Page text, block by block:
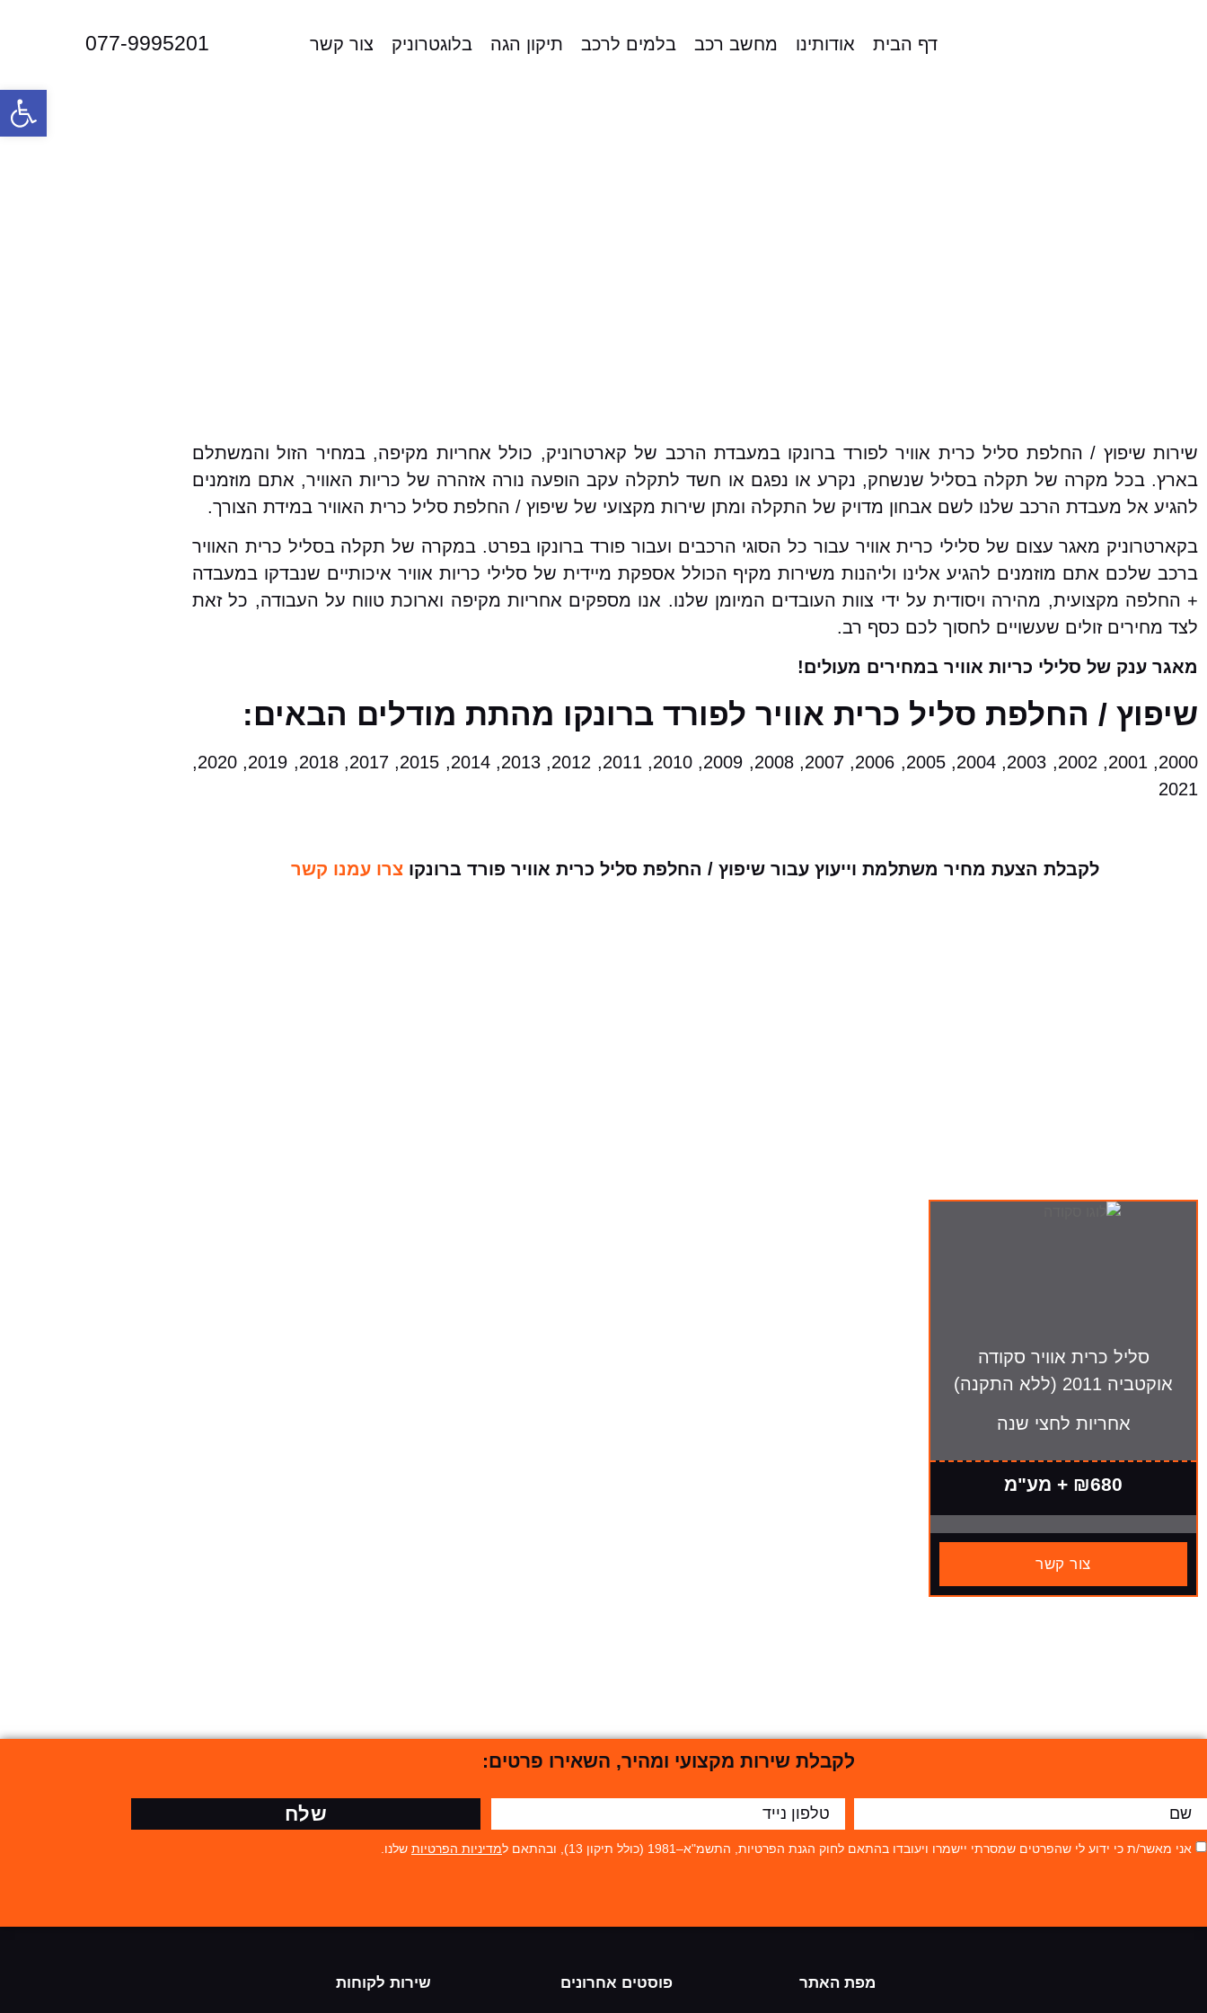
דף הבית אודותינו מחשב רכב בלמים לרכב תיקון הגה בלוגטרוניק צור קשר 077-9995201
שירות שיפוץ / החלפת סליל כרית אוויר לפורד ברונקו במעבדת הרכב של קארטרוניק, כולל אחריות מקיפה, במחיר הזול והמשתלם
בארץ. בכל מקרה של תקלה בסליל שנשחק, נקרע או נפגם או חשד לתקלה עקב הופעה נורה אזהרה של כריות האוויר, אתם מוזמנים
להגיע אל מעבדת הרכב שלנו לשם אבחון מדויק של התקלה ומתן שירות מקצועי של שיפוץ / החלפת סליל כרית האוויר במידת הצורך.
בקארטרוניק מאגר עצום של סלילי כרית אוויר עבור כל הסוגי הרכבים ועבור פורד ברונקו בפרט. במקרה של תקלה בסליל כרית האוויר
ברכב שלכם אתם מוזמנים להגיע אלינו וליהנות משירות מקיף הכולל אספקת מיידית של סלילי כריות אוויר איכותיים שנבדקו במעבדה
+ החלפה מקצועית, מהירה ויסודית על ידי צוות העובדים המיומן שלנו. אנו מספקים אחריות מקיפה וארוכת טווח על העבודה, כל זאת
לצד מחירים זולים שעשויים לחסוך לכם כסף רב.
מאגר ענק של סלילי כריות אוויר במחירים מעולים!
שיפוץ / החלפת סליל כרית אוויר לפורד ברונקו מהתת מודלים הבאים:
2000, 2001, 2002, 2003, 2004, 2005, 2006, 2007, 2008, 2009, 2010, 2011, 2012, 2013, 2014, 2015, 2017, 2018, 2019, 2020,
2021
לקבלת הצעת מחיר משתלמת וייעוץ עבור שיפוץ / החלפת סליל כרית אוויר פורד ברונקו צרו עמנו קשר
סליל כרית אוויר סקודה
אוקטביה 2011 (ללא התקנה)
אחריות לחצי שנה
₪680 + מע"מ
צור קשר
לקבלת שירות מקצועי ומהיר, השאירו פרטים:
אני מאשר/ת כי ידוע לי שהפרטים שמסרתי יישמרו ויעובדו בהתאם לחוק הגנת הפרטיות, התשמ"א–1981 (כולל תיקון 13), ובהתאם ל מדיניות הפרטיות שלנו.
שלח
מפת האתר פוסטים אחרונים שירות לקוחות
פתח